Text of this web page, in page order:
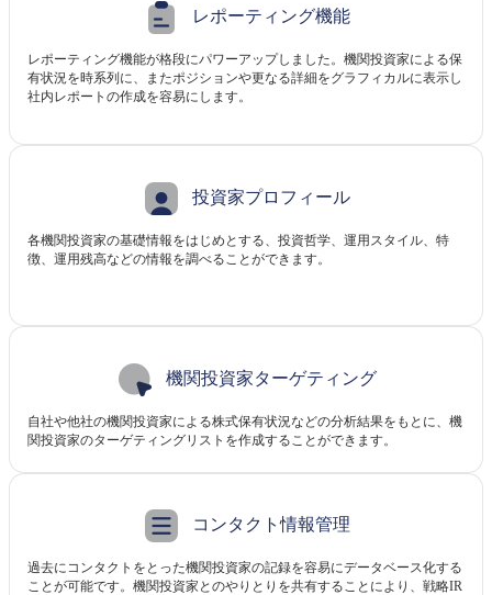
レポーティング機能
レポーティング機能が格段にパワーアップしました。機関投資家による保
有状況を時系列に、またポジションや更なる詳細をグラフィカルに表示し
社内レポートの作成を容易にします。
投資家プロフィール
各機関投資家の基礎情報をはじめとする、投資哲学、運用スタイル、特
徴、運用残高などの情報を調べることができます。
機関投資家ターゲティング
自社や他社の機関投資家による株式保有状況などの分析結果をもとに、機
関投資家のターゲティングリストを作成することができます。
コンタクト情報管理
過去にコンタクトをとった機関投資家の記録を容易にデータベース化する
ことが可能です。機関投資家とのやりとりを共有することにより、戦略IR